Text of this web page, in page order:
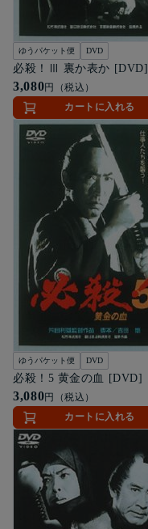
ゆうパケット便 DVD
必殺！Ⅲ 裏か表か [DVD]
3,080円（税込）
カートに入れる
ゆうパケット便 DVD
必殺！5 黄金の血 [DVD]
3,080円（税込）
カートに入れる